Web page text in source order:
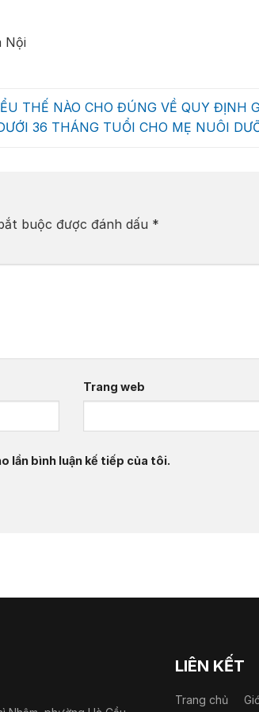
Nội
THẾ NÀO CHO ĐÚNG VỀ QUY ĐỊNH
36 THÁNG TUỔI CHO MẸ NUÔI
buộc được đánh dấu *
Trang web
lần bình luận kế tiếp của tôi.
LIÊN KẾT
Trang chủ